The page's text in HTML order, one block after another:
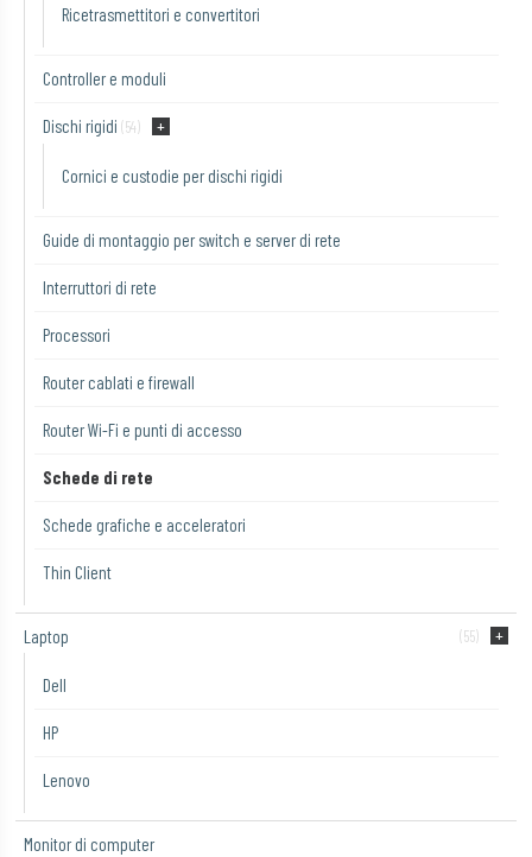
Ricetrasmettitori e convertitori
Controller e moduli
Dischi rigidi (54)
Cornici e custodie per dischi rigidi
Guide di montaggio per switch e server di rete
Interruttori di rete
Processori
Router cablati e firewall
Router Wi-Fi e punti di accesso
Schede di rete
Schede grafiche e acceleratori
Thin Client
Laptop (55)
Dell
HP
Lenovo
Monitor di computer